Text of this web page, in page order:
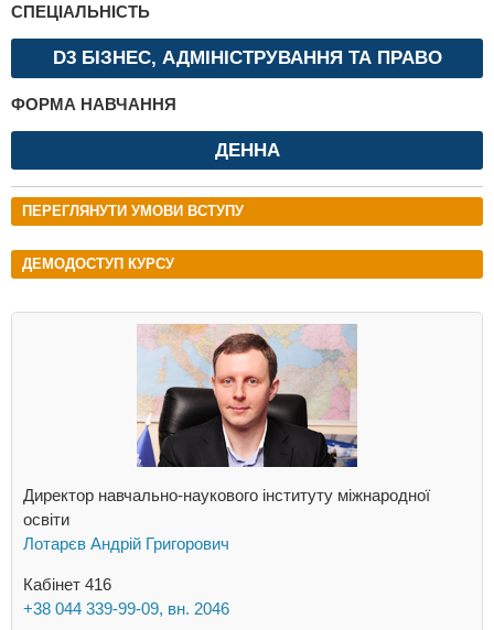
СПЕЦІАЛЬНІСТЬ
D3 БІЗНЕС, АДМІНІСТРУВАННЯ ТА ПРАВО
ФОРМА НАВЧАННЯ
ДЕННА
ПЕРЕГЛЯНУТИ УМОВИ ВСТУПУ
ДЕМОДОСТУП КУРСУ
Директор навчально-наукового інституту міжнародної
освіти
Лотарєв Андрій Григорович
Кабінет 416
+38 044 339-99-09, вн. 2046